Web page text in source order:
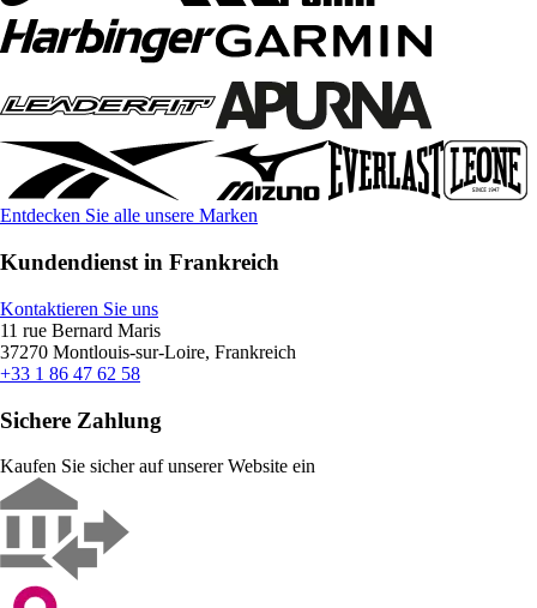
Entdecken Sie alle unsere Marken
Kundendienst in Frankreich
Kontaktieren Sie uns
11 rue Bernard Maris
37270 Montlouis-sur-Loire, Frankreich
+33 1 86 47 62 58
Sichere Zahlung
Kaufen Sie sicher auf unserer Website ein